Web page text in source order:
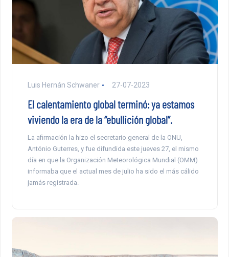
Luis Hernán Schwaner 27-07-2023
El calentamiento global terminó: ya estamos
viviendo la era de la “ebullición global”.
La afirmación la hizo el secretario general de la ONU,
António Guterres, y fue difundida este jueves 27, el mismo
día en que la Organización Meteorológica Mundial (OMM)
informaba que el actual mes de julio ha sido el más cálido
jamás registrada.